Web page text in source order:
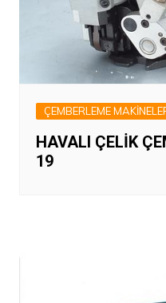
ÇEMBERLEME
HAVALI ÇELİK
19